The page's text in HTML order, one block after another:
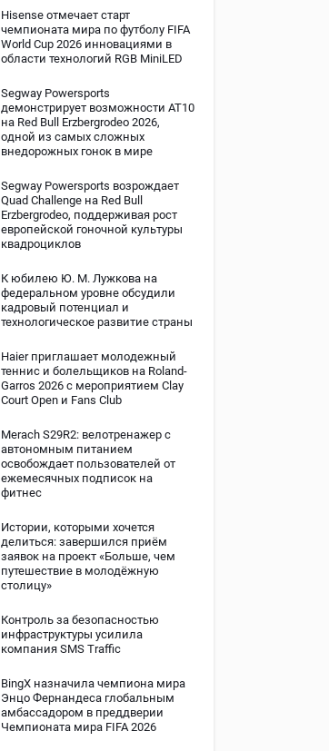
Hisense отмечает старт
чемпионата мира по футболу FIFA
World Cup 2026 инновациями в
области технологий RGB MiniLED
Segway Powersports
демонстрирует возможности AT10
на Red Bull Erzbergrodeo 2026,
одной из самых сложных
внедорожных гонок в мире
Segway Powersports возрождает
Quad Challenge на Red Bull
Erzbergrodeo, поддерживая рост
европейской гоночной культуры
квадроциклов
К юбилею Ю. М. Лужкова на
федеральном уровне обсудили
кадровый потенциал и
технологическое развитие страны
Haier приглашает молодежный
теннис и болельщиков на Roland-
Garros 2026 с мероприятием Clay
Court Open и Fans Club
Merach S29R2: велотренажер с
автономным питанием
освобождает пользователей от
ежемесячных подписок на
фитнес
Истории, которыми хочется
делиться: завершился приём
заявок на проект «Больше, чем
путешествие в молодёжную
столицу»
Контроль за безопасностью
инфраструктуры усилила
компания SMS Traffic
BingX назначила чемпиона мира
Энцо Фернандеса глобальным
амбассадором в преддверии
Чемпионата мира FIFA 2026